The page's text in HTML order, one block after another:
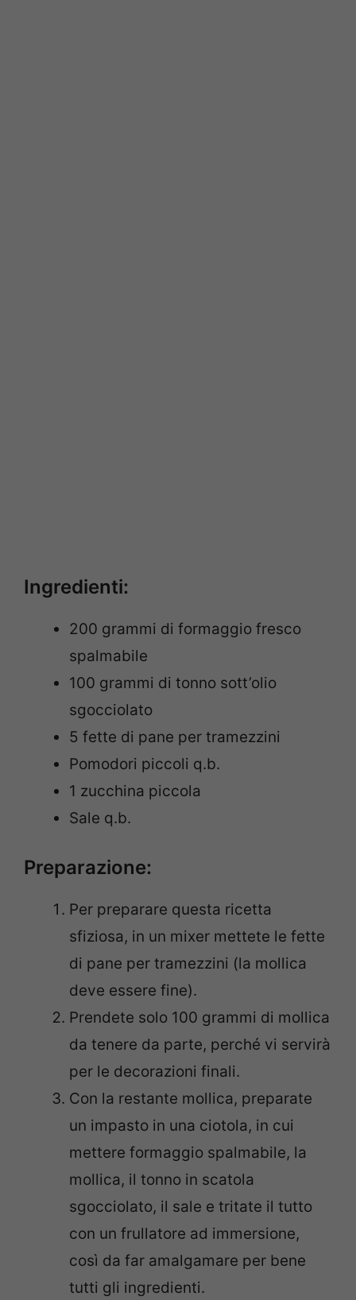
Ingredienti:
200 grammi di formaggio fresco
spalmabile
100 grammi di tonno sott’olio
sgocciolato
5 fette di pane per tramezzini
Pomodori piccoli q.b.
1 zucchina piccola
Sale q.b.
Preparazione:
Per preparare questa ricetta
sfiziosa, in un mixer mettete le fette
di pane per tramezzini (la mollica
deve essere fine).
Prendete solo 100 grammi di mollica
da tenere da parte, perché vi servirà
per le decorazioni finali.
Con la restante mollica, preparate
un impasto in una ciotola, in cui
mettere formaggio spalmabile, la
mollica, il tonno in scatola
sgocciolato, il sale e tritate il tutto
con un frullatore ad immersione,
così da far amalgamare per bene
tutti gli ingredienti.